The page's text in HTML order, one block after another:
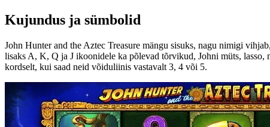
Kujundus ja sümbolid
John Hunter and the Aztec Treasure mängu sisuks, nagu nimigi
lisaks A, K, Q ja J ikoonidele ka põlevad tõrvikud, Johni müts, lasso,
kordselt, kui saad neid võiduliinis vastavalt 3, 4 või 5.